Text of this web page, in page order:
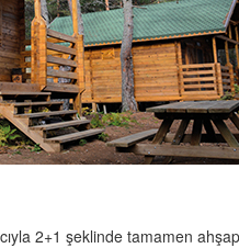
2+1 şeklinde tamamen